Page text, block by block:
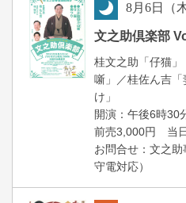
8月6日（
文之助倶楽部
桂文之助「仔猫
噺」／桂佐ん吉
け」
開演：午後6時30
前売3,000円 当
お問合せ：文之
守電対応）